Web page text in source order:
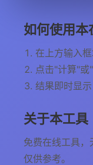
如何使用本
在上方输入
点击"计算"或
结果即时显
关于本工具
免费在线工具
仅供参考。